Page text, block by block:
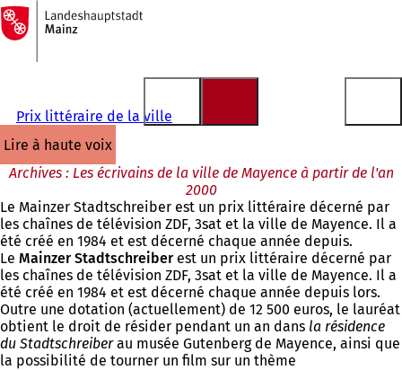
Accéder au contenu
Vers
la
page
d'accueil
Prix littéraire de la ville
lire à haute voix
Archives : Les écrivains de la ville de Mayence à partir de l'an
2000
Le Mainzer Stadtschreiber est un prix littéraire décerné par
les chaînes de télévision ZDF, 3sat et la ville de Mayence. Il a
été créé en 1984 et est décerné chaque année depuis.
Le Mainzer Stadtschreiberest un prix littéraire décerné par
les chaînes de télévision ZDF, 3sat et la ville de Mayence. Il a
été créé en 1984 et est décerné chaque année depuis lors.
Outre une dotation (actuellement) de 12 500 euros, le lauréat
obtient le droit de résider pendant un an dans la résidence
du Stadtschreiberau musée Gutenberg de Mayence, ainsi que
la possibilité de tourner un film sur un thème